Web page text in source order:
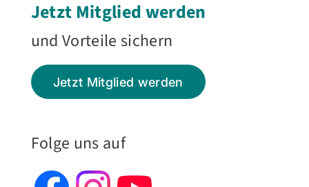
Jetzt Mitglied werden
und Vorteile sichern
Jetzt Mitglied werden
Folge uns auf